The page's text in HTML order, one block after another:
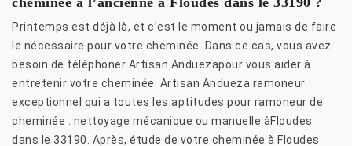
Printemps est déjà là, et c’est le moment ou jamais de faire
le nécessaire pour votre cheminée. Dans ce cas, vous avez
besoin de téléphoner Artisan Anduezapour vous aider à
entretenir votre cheminée. Artisan Andueza ramoneur
exceptionnel qui a toutes les aptitudes pour ramoneur de
cheminée : nettoyage mécanique ou manuelle àFloudes
dans le 33190. Après, étude de votre cheminée à Floudes